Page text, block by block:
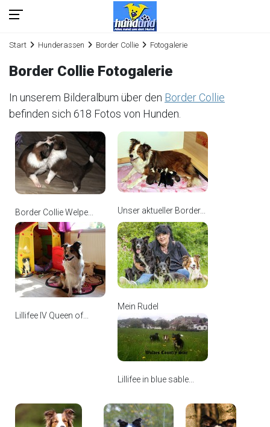
Start Hunderassen Border Collie Fotogalerie
Border Collie Fotogalerie
In unserem Bilderalbum über den Border Collie
befinden sich 618 Fotos von Hunden.
Border Collie Welpe... Unser aktueller Border...
Lillifee IV Queen of...
Mein Rudel
Lillifee in blue sable...